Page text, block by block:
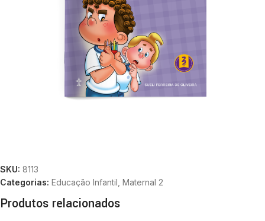
SKU: 8113
Categorias: Educação Infantil, Maternal 2
Produtos relacionados